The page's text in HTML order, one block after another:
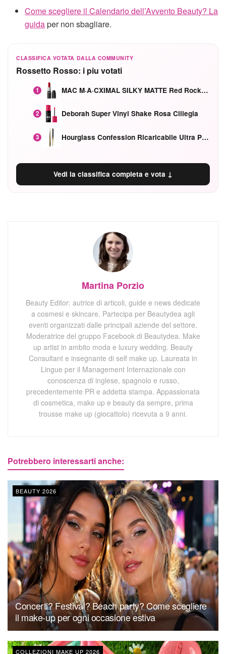
Come scegliere il Calendario dell’Avvento Beauty? La
guidaper non sbagliare.
CLASSIFICA VOTATA DALLA COMMUNITY
Rossetto Rosso: i piu votati
1 MAC M·A·CXIMAL SILKY MATTE Red Rock mat
2 Deborah Super Vinyl Shake Rosa Ciliegia
3 Hourglass Confession Ricaricabile Ultra Preciso Ad Alta Intensità Secretly Classic Red
Vedi la classifica completa e vota ↓
Martina Porzio
Beauty Editor: autrice di articoli, guide e news dedicate
a cosmesi e skincare. Partecipa per Beautydea agli
eventi organizzati dalle principali aziende del settore.
Moderatrice del gruppo Facebook di Beautydea. Make
up artist in ambito moda e luxury wedding. Beauty
Consultant e insegnante di self make up. Laureata in
Lingue per il Management Internazionale con
conoscenza di inglese, spagnolo e russo,
precedentemente PR e addetta stampa. Appassionata
di cosmetica, make up e beauty da sempre, prima
trousse make up (giocattolo) ricevuta a 9 anni.
Potrebbero interessarti anche:
BEAUTY 2026
Concerti? Festival? Beach party? Come scegliere
il make-up per ogni occasione estiva
COLLEZIONI MAKE UP 2026